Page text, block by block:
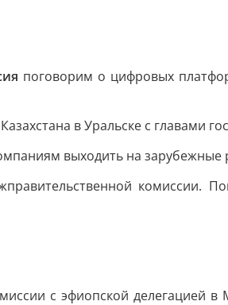
поговорим о цифровых
в Уральске с главами
выходить на зарубежные
комиссии.
с эфиопской делегацией в